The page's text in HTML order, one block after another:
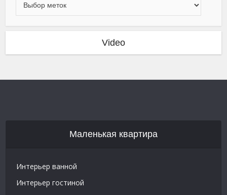
Video
Маленькая квартира
Интерьер ванной
Интерьер гостиной